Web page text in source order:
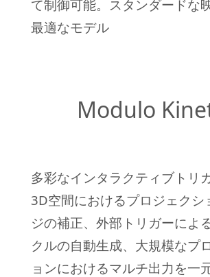
て制御可能。スタンダードな
最適なモデル
Modulo
多彩なインタラクティブトリ
3D空間におけるプロジェクシ
ジの補正、外部トリガーによ
クルの自動生成、大規模なプ
ョンにおけるマルチ出力を一